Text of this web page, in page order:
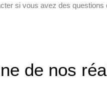
si vous avez des
de nos